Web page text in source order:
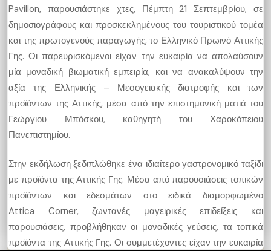
Pavillon, παρουσιάστηκε χτες, Πέμπτη 21 Σεπτεμβρίου, σε
δημοσιογράφους και προσκεκλημένους του τουριστικού τομέα
και της πρωτογενούς παραγωγής, το Ελληνικό Πρωινό Αττικής
Γης. Οι παρευρισκόμενοι είχαν την ευκαιρία να απολαύσουν
μία μοναδική βιωματική εμπειρία, και να ανακαλύψουν την
αξία της Ελληνικής – Μεσογειακής διατροφής και των
προϊόντων της Αττικής, μέσα από την επιστημονική ματιά του
Γεώργιου Μπόσκου, καθηγητή του Χαροκόπειου
Πανεπιστημίου.
Στην εκδήλωση ξεδιπλώθηκε ένα ιδιαίτερο γαστρονομικό ταξίδι
με προϊόντα της Αττικής Γης. Μέσα από παρουσιάσεις τοπικών
προϊόντων και εδεσμάτων στο ειδικά διαμορφωμένο
Attica Corner, ζωντανές μαγειρικές επιδείξεις και
παρουσιάσεις, προβλήθηκαν οι μοναδικές γεύσεις, τα τοπικά
προϊόντα της Αττικής Γης. Οι συμμετέχοντες είχαν την ευκαιρία